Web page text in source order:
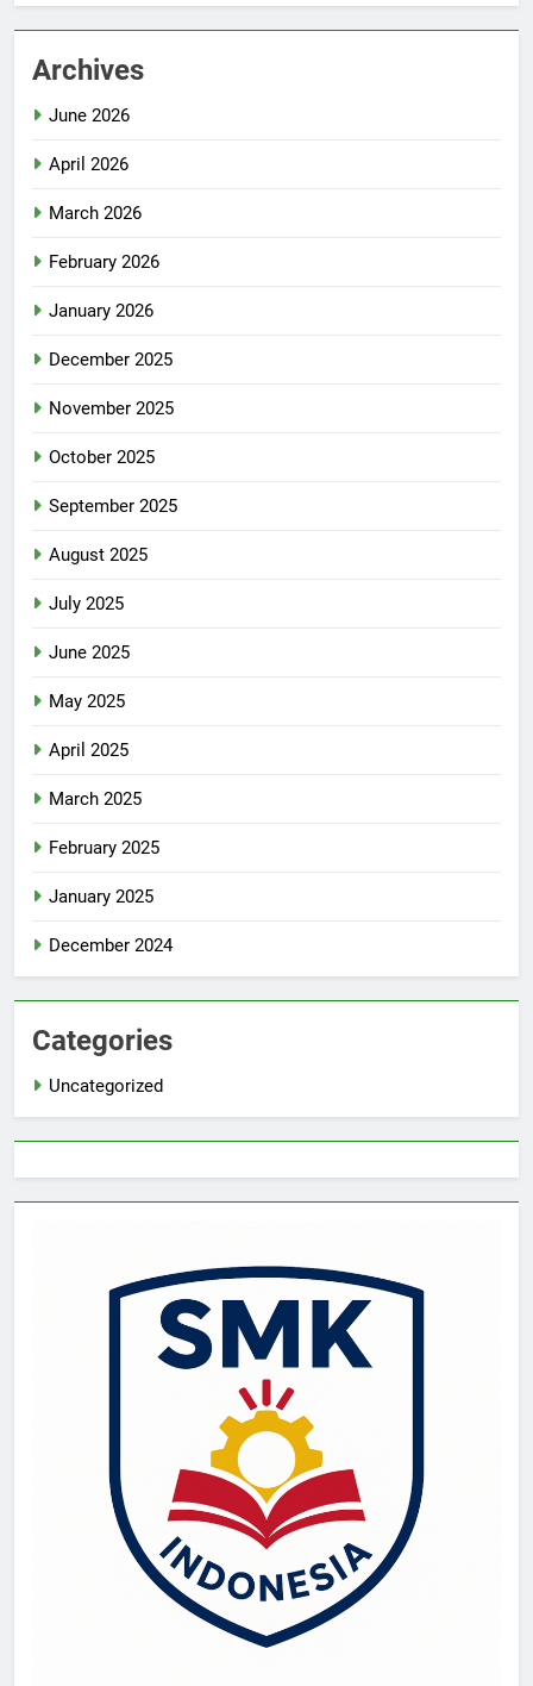
Archives
June 2026
April 2026
March 2026
February 2026
January 2026
December 2025
November 2025
October 2025
September 2025
August 2025
July 2025
June 2025
May 2025
April 2025
March 2025
February 2025
January 2025
December 2024
Categories
Uncategorized